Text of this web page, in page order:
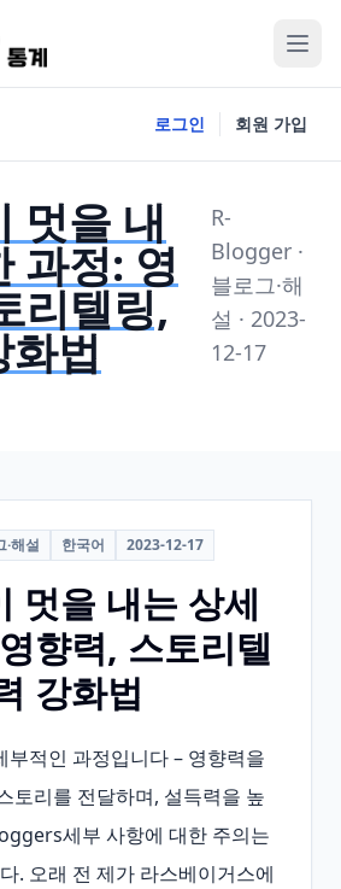
로그인 회원 가입
멋을 내
과정: 영
리텔링,
법
R-
Blogger ·
블로그·해
설 · 2023-
12-17
·해설 한국어 2023-12-17
멋을 내는 상세
향력, 스토리텔
강화법
부적인 과정입니다 – 영향력을
토리를 전달하며, 설득력을 높
세부 사항에 대한 주의는
. 오래 전 제가 라스베이거스에